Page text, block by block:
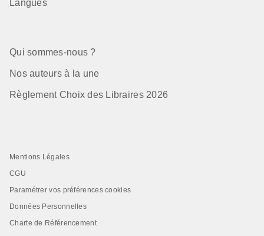
Langues
Qui sommes-nous ?
Nos auteurs à la une
Règlement Choix des Libraires 2026
Mentions Légales
CGU
Paramétrer vos préférences cookies
Données Personnelles
Charte de Référencement